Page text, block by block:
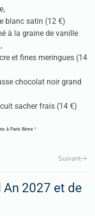
blanc satin (12 €)
à la graine de vanille
et fines meringues (14
chocolat noir grand
sacher frais (14 €)
à Paris 8ème *
Suivant
An 2027 et de